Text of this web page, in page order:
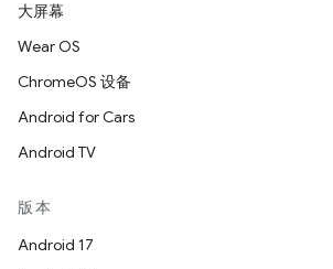
大屏幕
Wear OS
ChromeOS 设备
Android for Cars
Android TV
版本
Android 17